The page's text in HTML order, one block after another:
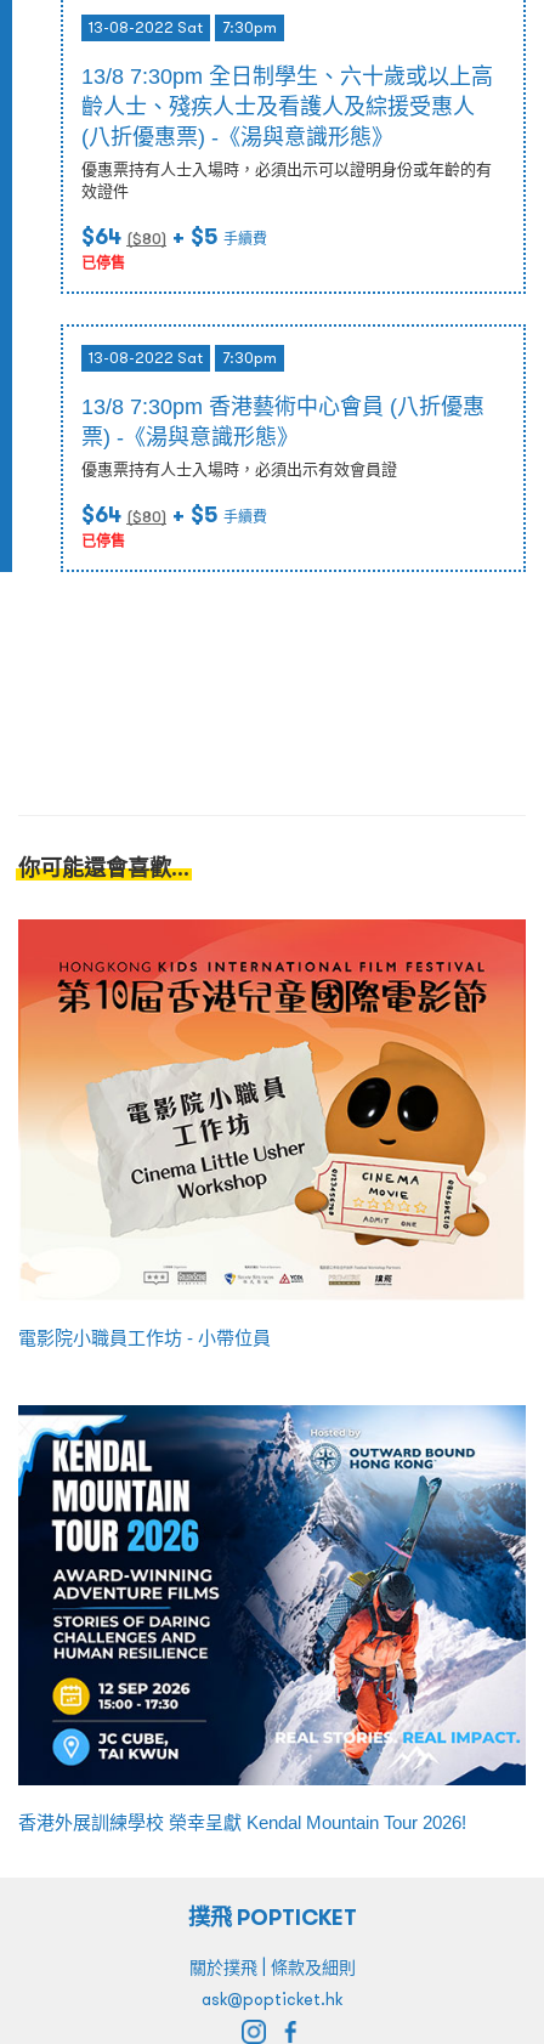
13-08-2022 Sat 7:30pm
13/8 7:30pm 全日制學生、六十歲或以上高
齡人士、殘疾人士及看護人及綜援受惠人
(八折優惠票) -《湯與意識形態》
優惠票持有人士入場時，必須出示可以證明身份或年齡的有
效證件
$64 ($80) + $5 手續費
已停售
13-08-2022 Sat 7:30pm
13/8 7:30pm 香港藝術中心會員 (八折優惠
票) -《湯與意識形態》
優惠票持有人士入場時，必須出示有效會員證
$64 ($80) + $5 手續費
已停售
你可能還會喜歡...
電影院小職員工作坊 - 小帶位員
香港外展訓練學校 榮幸呈獻 Kendal Mountain Tour 2026!
撲飛 POPTICKET
關於撲飛| 條款及細則
ask@popticket.hk